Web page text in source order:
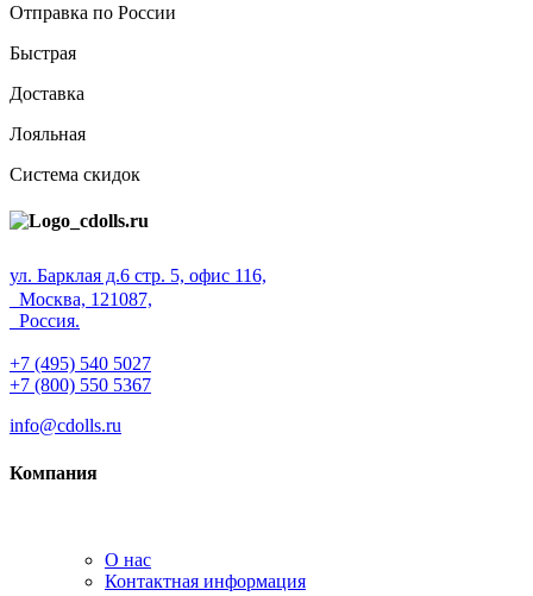
Отправка по России
Быстрая
Доставка
Лояльная
Система скидок
ул. Барклая д.6 стр. 5, офис 116,
Москва, 121087,
Россия.
+7 (495) 540 5027
+7 (800) 550 5367
info@cdolls.ru
Компания
О нас
Контактная информация